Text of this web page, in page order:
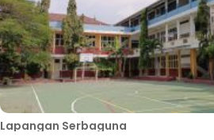
Lapangan Serbaguna